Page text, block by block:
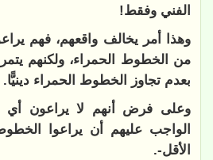
الفني وفقط!
وهذا أمر يخالف واقعهم، فهم
من الخطوط الحمراء، ولكنهم
بعدم تجاوز الخطوط الحمراء دينيًّا.
وعلى فرض أنهم لا يراعون
الواجب عليهم أن يراعوا
الأقل-.